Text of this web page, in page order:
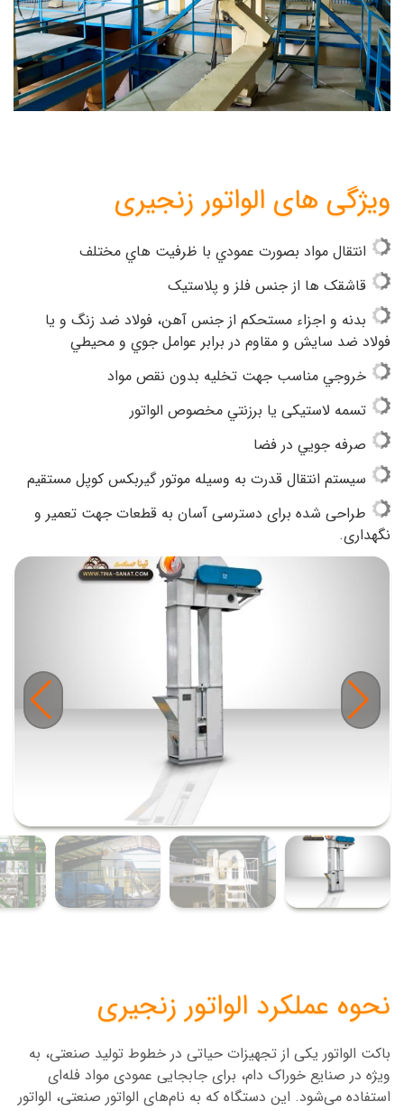
ویژگی های الواتور زنجیری
انتقال مواد بصورت عمودي با ظرفيت هاي مختلف
قاشقک ها از جنس فلز و پلاستيک
بدنه و اجزاء مستحکم از جنس آهن، فولاد ضد زنگ و يا
فولاد ضد سایش و مقاوم در برابر عوامل جوي و محيطي
خروجي مناسب جهت تخليه بدون نقص مواد
تسمه لاستيكی يا برزنتي مخصوص الواتور
صرفه جويي در فضا
سيستم انتقال قدرت به وسيله موتور گیربکس کوپل مستقيم
طراحی شده برای دسترسی آسان به قطعات جهت تعمیر و
نگهداری.
نحوه عملکرد الواتور زنجیری
باکت الواتور یکی از تجهیزات حیاتی در خطوط تولید صنعتی، به
ویژه در صنایع خوراک دام، برای جابجایی عمودی مواد فله‌ای
استفاده می‌شود. این دستگاه که به نام‌های الواتور صنعتی، الواتور